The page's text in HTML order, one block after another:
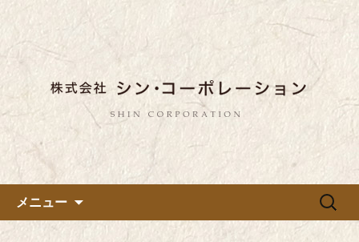
都内に5店舗展開している蕎麦
のお店「真希（しんき）」を運
営する「株式会社シン・コーポ
レーション」のブログ
東京都内に5店舗ある美味しい蕎麦のお
店「真希（しんき）」と運営の「株式
会社シン・コーポレーション」の新着
情報はこちら。店舗によって24時間営
業、宴会なども承っております。季節
のメニューも豊富にご用意。
メニュー
検